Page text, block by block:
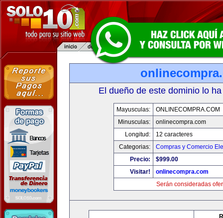
El dueño de este dominio lo
Mayusculas:
ONLINECOMPRA.COM
Minusculas:
onlinecompra.com
Longitud:
12 caracteres
Categorias:
Compras y Comercio
Precio:
$999.00
Visitar!
onlinecompra.com
Serán consideradas